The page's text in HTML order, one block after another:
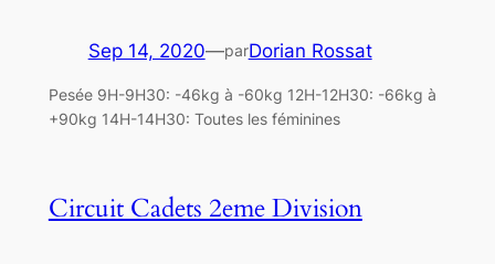
Sep 14, 2020—parDorian Rossat
Pesée 9H-9H30: -46kg à -60kg 12H-12H30: -66kg à
+90kg 14H-14H30: Toutes les féminines
Circuit Cadets 2eme Division